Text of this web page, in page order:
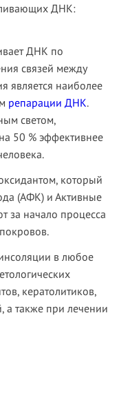
ДНК:
ДНК по
связей между
является наиболее
репарации ДНК.
светом,
50 % эффективнее
который
(АФК) и Активные
за начало процесса
в любое
кератолитиков,
а также при лечении